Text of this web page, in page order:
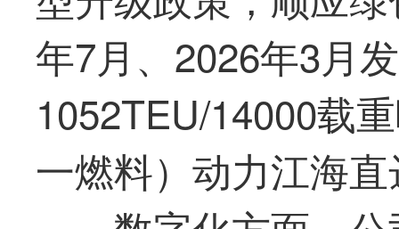
年7月、2026年3月
1052TEU/14000载
一燃料）动力江海